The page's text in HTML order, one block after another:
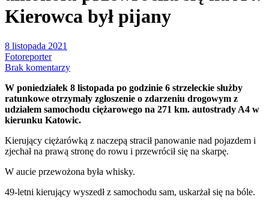
Kierowca był pijany
8 listopada 2021
Fotoreporter
Brak komentarzy
W poniedziałek 8 listopada po godzinie 6 strzeleckie służby
ratunkowe otrzymały zgłoszenie o zdarzeniu drogowym z
udziałem samochodu ciężarowego na 271 km. autostrady A4 w
kierunku Katowic.
Kierujący ciężarówką z naczepą stracił panowanie nad pojazdem i
zjechał na prawą stronę do rowu i przewrócił się na skarpę.
W aucie przewożona była whisky.
49-letni kierujący wyszedł z samochodu sam, uskarżał się na bóle.